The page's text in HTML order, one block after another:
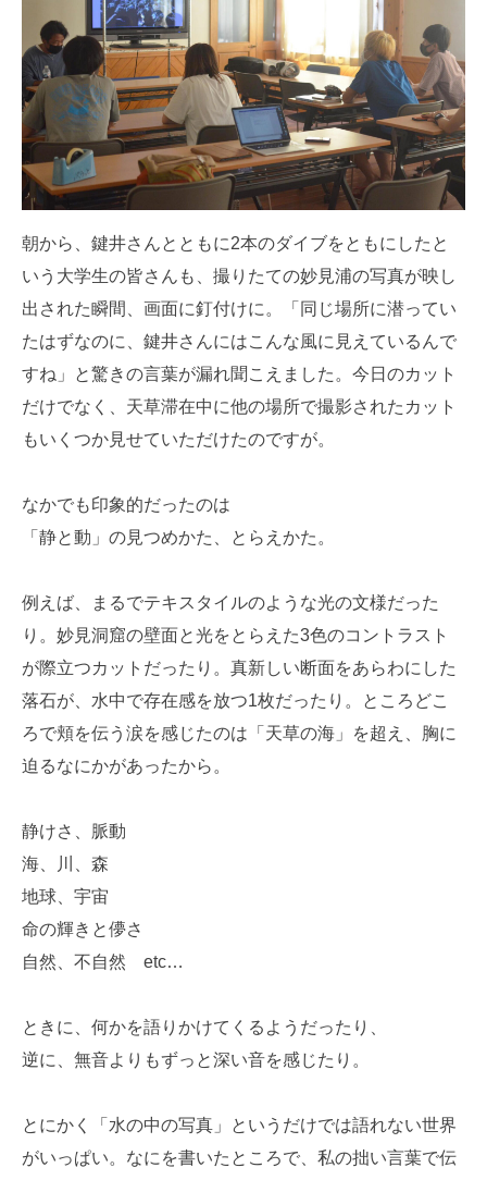
朝から、鍵井さんとともに2本のダイブをともにしたと
いう大学生の皆さんも、撮りたての妙見浦の写真が映し
出された瞬間、画面に釘付けに。「同じ場所に潜ってい
たはずなのに、鍵井さんにはこんな風に見えているんで
すね」と驚きの言葉が漏れ聞こえました。今日のカット
だけでなく、天草滞在中に他の場所で撮影されたカット
もいくつか見せていただけたのですが。
なかでも印象的だったのは
「静と動」の見つめかた、とらえかた。
例えば、まるでテキスタイルのような光の文様だった
り。妙見洞窟の壁面と光をとらえた3色のコントラスト
が際立つカットだったり。真新しい断面をあらわにした
落石が、水中で存在感を放つ1枚だったり。ところどこ
ろで頬を伝う涙を感じたのは「天草の海」を超え、胸に
迫るなにかがあったから。
静けさ、脈動
海、川、森
地球、宇宙
命の輝きと儚さ
自然、不自然 etc…
ときに、何かを語りかけてくるようだったり、
逆に、無音よりもずっと深い音を感じたり。
とにかく「水の中の写真」というだけでは語れない世界
がいっぱい。なにを書いたところで、私の拙い言葉で伝